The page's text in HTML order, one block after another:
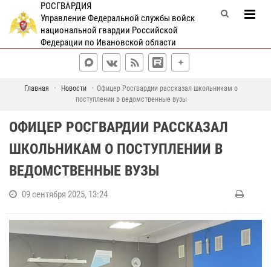
РОСГВАРДИЯ
Управление Федеральной службы войск
национальной гвардии Российской
Федерации по Ивановской области
Главная Новости
Офицер Росгвардии рассказал школьникам о
поступлении в ведомственные вузы
ОФИЦЕР РОСГВАРДИИ РАССКАЗАЛ
ШКОЛЬНИКАМ О ПОСТУПЛЕНИИ В
ВЕДОМСТВЕННЫЕ ВУЗЫ
09 сентября 2025, 13:24